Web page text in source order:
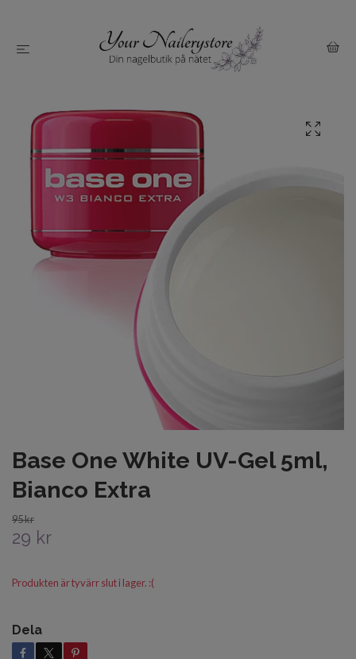
Base One White UV-Gel 5ml,
Bianco Extra
95 kr
29 kr
Produkten är tyvärr slut i lager. :(
Dela